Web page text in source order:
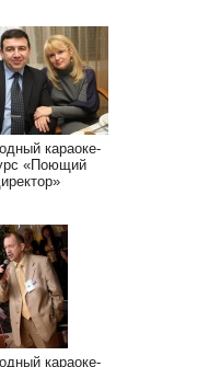
караоке-
«Поющий
караоке-